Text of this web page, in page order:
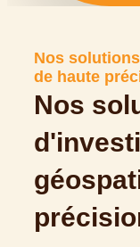
Nos
de haute
Nos